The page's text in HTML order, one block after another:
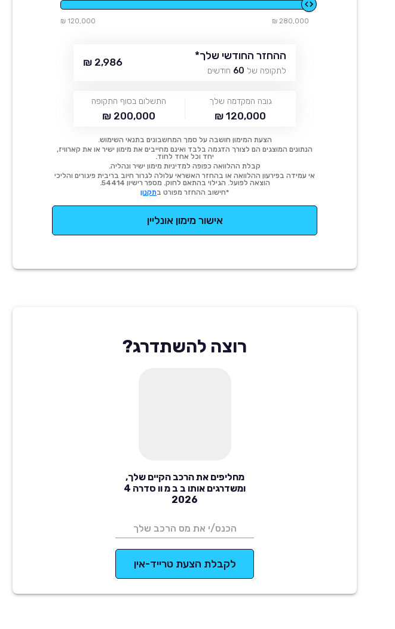
280,000 ₪
120,000 ₪
ההחזר החודשי שלך*
לתקופה של 60 חודשים
2,986 ₪
גובה המקדמה שלך
120,000 ₪
התשלום בסוף התקופה
200,000 ₪
הצעת המימון חושבה על סמך המחשבונים בתנאי השימוש.
הנתונים המוצגים הם לצורך הדגמה בלבד ואינם מחייבים את מימון ישיר או את קארוויז,
יחד וכל אחד לחוד.
קבלת ההלוואה כפופה למדיניות מימון ישיר ונהליה.
אי עמידה בפירעון ההלוואה או בהחזר האשראי עלולה לגרור חיוב בריבית פיגורים והליכי
הוצאה לפועל. הגילוי בהתאם לחוק. מספר רישיון 54414.
*חישוב ההחזר מפורט בתקנון
אישור מימון אונליין
רוצה להשתדרג?
מחליפים את הרכב הקיים שלך,
ומשדרגים אותו ב ב מ וו סדרה 4
2026
לקבלת הצעת טרייד-אין